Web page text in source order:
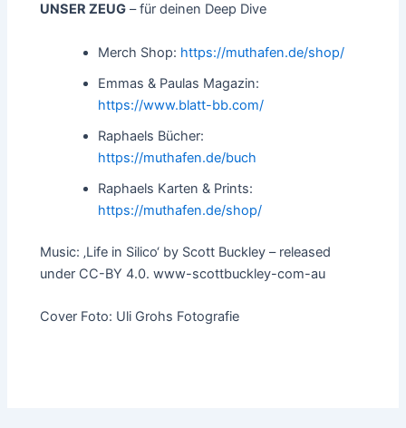
UNSER ZEUG – für deinen Deep Dive
Merch Shop: https://muthafen.de/shop/
Emmas & Paulas Magazin:
https://www.blatt-bb.com/
Raphaels Bücher:
https://muthafen.de/buch
Raphaels Karten & Prints:
https://muthafen.de/shop/
Music: ‚Life in Silico‘ by Scott Buckley – released
under CC-BY 4.0. www-scottbuckley-com-au
Cover Foto: Uli Grohs Fotografie